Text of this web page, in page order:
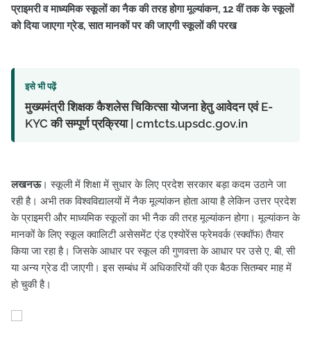
प्राइमरी व माध्यमिक स्कूलों का नैक की तरह होगा मूल्यांकन, 12 वीं तक के स्कूलों
को दिया जाएगा ग्रेड,सात मानकों पर की जाएगी स्कूलों की परख
इसे भी पढ़ें
मुख्यमंत्री शिक्षक कैशलेस चिकित्सा योजना हेतु आवेदन एवं E-
KYC की सम्पूर्ण प्रक्रिया | cmtcts.upsdc.gov.in
लखनऊ। स्कूली में शिक्षा में सुधार के लिए प्रदेश सरकार बड़ा कदम उठाने जा
रही है। अभी तक विश्वविद्यालयों में नैक मूल्यांकन होता आया है लेकिन उत्तर प्रदेश
के प्राइमरी और माध्यमिक स्कूलों का भी नैक की तरह मूल्यांकन होगा। मूल्यांकन के
मानकों के लिए स्कूल क्वालिटी असेसमेंट एंड एश्योरेंस फ्रेमवर्क (स्क्वॉफ) तैयार
किया जा रहा है। जिसके आधार पर स्कूल की गुणवत्ता के आधार पर उसे ए, बी, सी
या अन्य ग्रेड दी जाएगी। इस सम्बंध में अधिकारियों की एक बैठक सितम्बर माह में
हो चुकी है।